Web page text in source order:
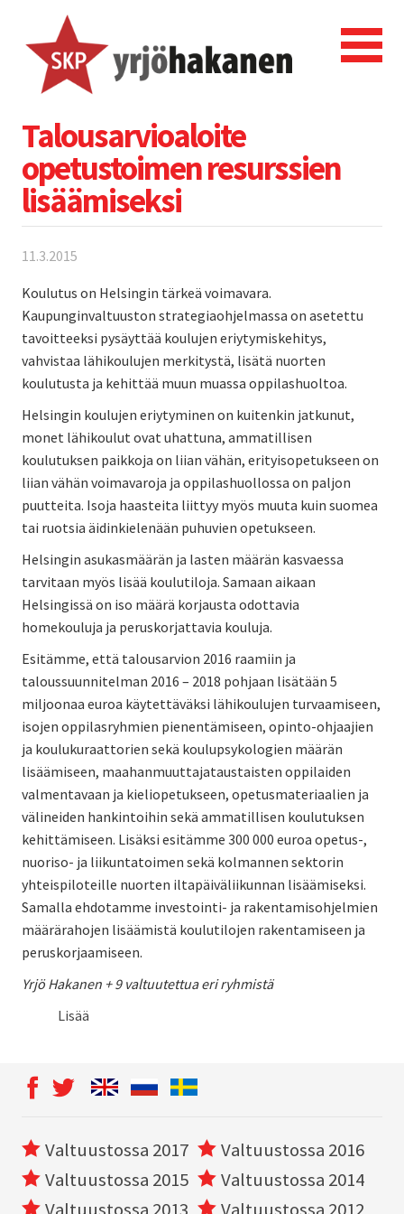
Talousarvioaloite
opetustoimen resurssien
lisäämiseksi
11.3.2015
Koulutus on Helsingin tärkeä voimavara.
Kaupunginvaltuuston strategiaohjelmassa on asetettu
tavoitteeksi pysäyttää koulujen eriytymiskehitys,
vahvistaa lähikoulujen merkitystä, lisätä nuorten
koulutusta ja kehittää muun muassa oppilashuoltoa.
Helsingin koulujen eriytyminen on kuitenkin jatkunut,
monet lähikoulut ovat uhattuna, ammatillisen
koulutuksen paikkoja on liian vähän, erityisopetukseen on
liian vähän voimavaroja ja oppilashuollossa on paljon
puutteita. Isoja haasteita liittyy myös muuta kuin suomea
tai ruotsia äidinkielenään puhuvien opetukseen.
Helsingin asukasmäärän ja lasten määrän kasvaessa
tarvitaan myös lisää koulutiloja. Samaan aikaan
Helsingissä on iso määrä korjausta odottavia
homekouluja ja peruskorjattavia kouluja.
Esitämme, että talousarvion 2016 raamiin ja
taloussuunnitelman 2016 – 2018 pohjaan lisätään 5
miljoonaa euroa käytettäväksi lähikoulujen turvaamiseen,
isojen oppilasryhmien pienentämiseen, opinto-ohjaajien
ja koulukuraattorien sekä koulupsykologien määrän
lisäämiseen, maahanmuuttajataustaisten oppilaiden
valmentavaan ja kieliopetukseen, opetusmateriaalien ja
välineiden hankintoihin sekä ammatillisen koulutuksen
kehittämiseen. Lisäksi esitämme 300 000 euroa opetus-,
nuoriso- ja liikuntatoimen sekä kolmannen sektorin
yhteispiloteille nuorten iltapäiväliikunnan lisäämiseksi.
Samalla ehdotamme investointi- ja rakentamisohjelmien
määrärahojen lisäämistä koulutilojen rakentamiseen ja
peruskorjaamiseen.
Yrjö Hakanen + 9 valtuutettua eri ryhmistä
Lisää
Valtuustossa 2017
Valtuustossa 2016
Valtuustossa 2015
Valtuustossa 2014